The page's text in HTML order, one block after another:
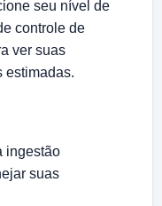
seu nível de
controle de
ver suas
estimadas.
ingestão
suas